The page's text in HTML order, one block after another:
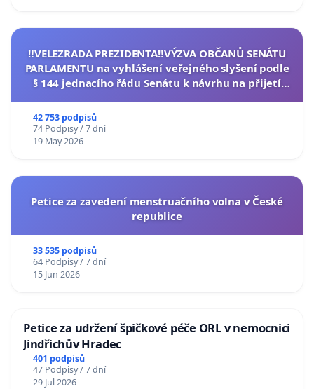
‼️VELEZRADA PREZIDENTA‼️VÝZVA OBČANŮ SENÁTU
PARLAMENTU na vyhlášení veřejného slyšení podle
§ 144 jednacího řádu Senátu k návrhu na přijetí
42 753 podpisů
74 Podpisy / 7 dní
19 May 2026
Petice za zavedení menstruačního volna v České
republice
33 535 podpisů
64 Podpisy / 7 dní
15 Jun 2026
Petice za udržení špičkové péče ORL v nemocnici
Jindřichův Hradec
401 podpisů
47 Podpisy / 7 dní
29 Jul 2026